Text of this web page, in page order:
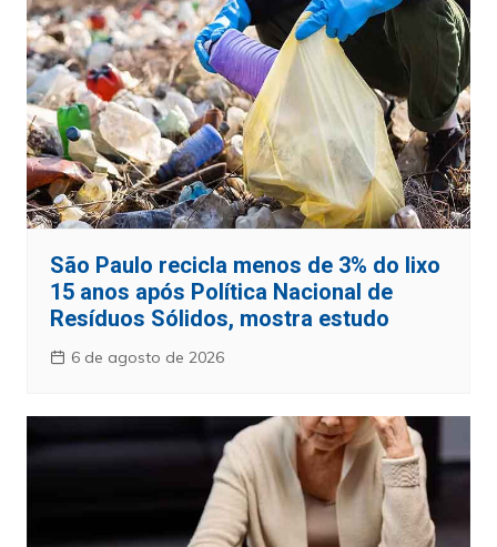
São Paulo recicla menos de 3% do lixo
15 anos após Política Nacional de
Resíduos Sólidos, mostra estudo
6 de agosto de 2026